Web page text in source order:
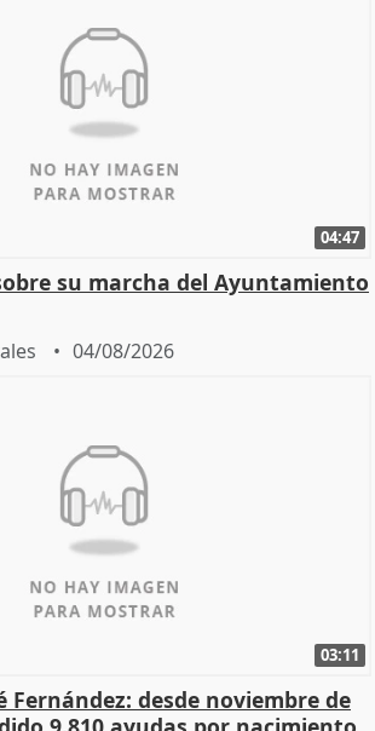
04:47
su marcha del Ayuntamiento
04/08/2026
03:11
Fernández: desde noviembre de